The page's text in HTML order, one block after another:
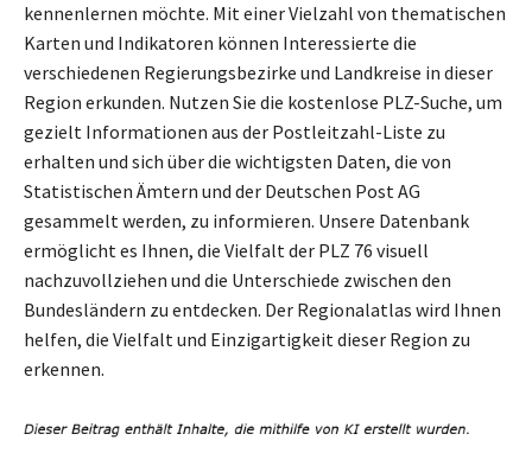
kennenlernen möchte. Mit einer Vielzahl von thematischen
Karten und Indikatoren können Interessierte die
verschiedenen Regierungsbezirke und Landkreise in dieser
Region erkunden. Nutzen Sie die kostenlose PLZ-Suche, um
gezielt Informationen aus der Postleitzahl-Liste zu
erhalten und sich über die wichtigsten Daten, die von
Statistischen Ämtern und der Deutschen Post AG
gesammelt werden, zu informieren. Unsere Datenbank
ermöglicht es Ihnen, die Vielfalt der PLZ 76 visuell
nachzuvollziehen und die Unterschiede zwischen den
Bundesländern zu entdecken. Der Regionalatlas wird Ihnen
helfen, die Vielfalt und Einzigartigkeit dieser Region zu
erkennen.